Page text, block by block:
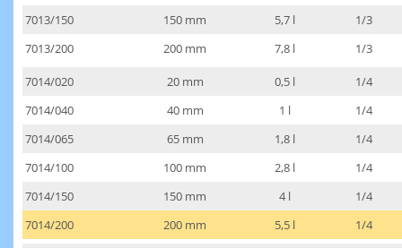
7013/150
150 mm 5,7 l
1/3
7013/200
200 mm 7,8 l 1/3
7014/020 20 mm 0,5 l
1/4
7014/040
40 mm 1 l
1/4
7014/065
65 mm 1,8 l
1/4
7014/100
100 mm 2,8 l
1/4
7014/150
150 mm 4 l
1/4
7014/200
200 mm 5,5 l 1/4